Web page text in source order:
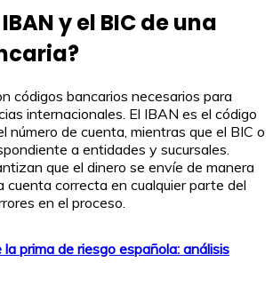
y el BIC de una
códigos bancarios necesarios para
internacionales. El IBAN es el código
número de cuenta, mientras que el BIC o
a entidades y sucursales.
que el dinero se envíe de manera
cuenta correcta en cualquier parte del
en el proceso.
prima de riesgo española: análisis